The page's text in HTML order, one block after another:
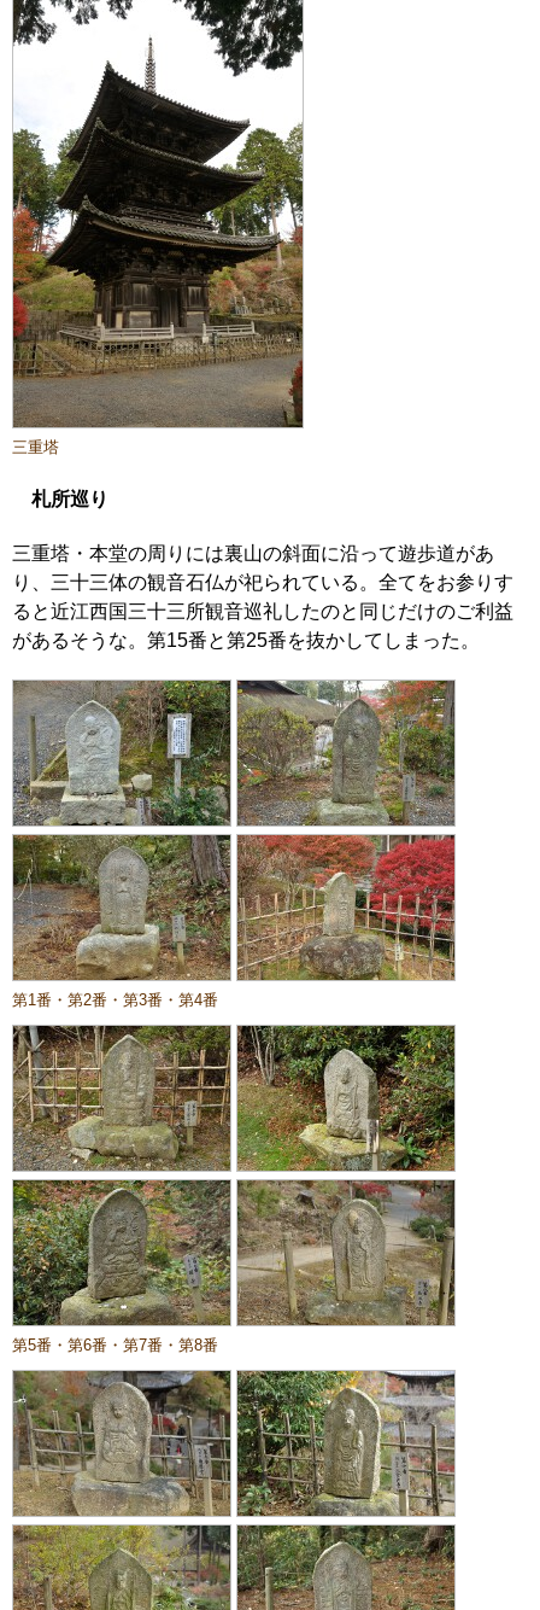
三重塔
札所巡り
三重塔・本堂の周りには裏山の斜面に沿って遊歩道があ
り、三十三体の観音石仏が祀られている。全てをお参りす
ると近江西国三十三所観音巡礼したのと同じだけのご利益
があるそうな。第15番と第25番を抜かしてしまった。
第1番・第2番・第3番・第4番
第5番・第6番・第7番・第8番